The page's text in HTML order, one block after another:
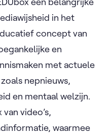
in het
concept van
en
met actuele
nepnieuws,
en mentaal welzijn.
video’s,
waarmee